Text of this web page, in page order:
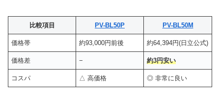
比較項目 PV-BL50P PV-BL50M
価格帯 約93,000円前後 約64,394円(日立公式)
価格差 − 約3円安い
コスパ △ 高価格 ◎ 非常に良い